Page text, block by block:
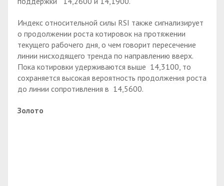
Индекс относительной силы RSI также сигнализирует
о продолжении роста котировок на протяжении
текущего рабочего дня, о чем говорит пересечение
линии нисходящего тренда по направлению вверх.
Пока котировки удерживаются выше 14,3100, то
сохраняется высокая вероятность продолжения роста
до линии сопротивления в 14,5600.
Золото